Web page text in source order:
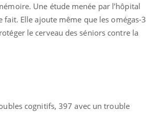
Une étude menée par l’hôpital
fait. Elle ajoute même que les omégas-3
le cerveau des séniors contre la
cognitifs, 397 avec un trouble